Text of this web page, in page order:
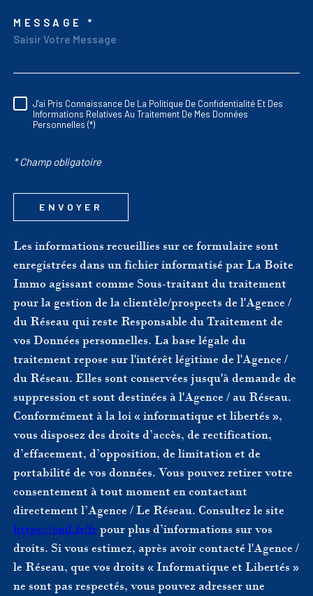
MESSAGE *
RÈGLEMENTATION
J'ai Pris Connaissance De La Politique De Confidentialité Et Des
Informations Relatives Au Traitement De Mes Données
Personnelles (*)
* Champ obligatoire
ENVOYER
Les informations recueillies sur ce formulaire sont
enregistrées dans un fichier informatisé par La Boite
Immo agissant comme Sous-traitant du traitement
pour la gestion de la clientèle/prospects de l'Agence /
du Réseau qui reste Responsable du Traitement de
vos Données personnelles. La base légale du
traitement repose sur l'intérêt légitime de l'Agence /
du Réseau. Elles sont conservées jusqu'à demande de
suppression et sont destinées à l'Agence / au Réseau.
Conformément à la loi « informatique et libertés »,
vous disposez des droits d’accès, de rectification,
d’effacement, d’opposition, de limitation et de
portabilité de vos données. Vous pouvez retirer votre
consentement à tout moment en contactant
directement l’Agence / Le Réseau. Consultez le site
https://cnil.fr/frpour plus d’informations sur vos
droits. Si vous estimez, après avoir contacté l'Agence /
le Réseau, que vos droits « Informatique et Libertés »
ne sont pas respectés, vous pouvez adresser une